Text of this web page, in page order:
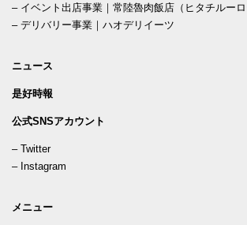
– イベント出店事業｜常陸魯肉飯店（ヒタチルーロ
– デリバリー事業｜ハオデリイーツ
ニュース
是好時報
公式SNSアカウント
– Twitter
– Instagram
メニュー